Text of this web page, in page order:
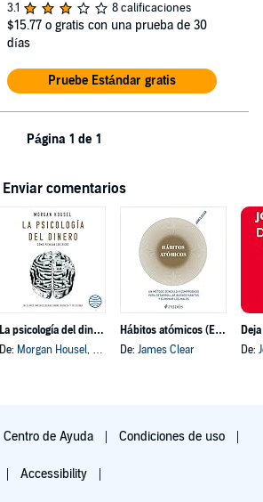
3.1
8 calificaciones
$15.77 o gratis con una prueba de 30
días
Pruebe Estándar gratis
Página 1 de 1
Enviar comentarios
La psicología del dinero
De: Morgan Housel, y otros
Hábitos atómicos (Español neutro)
De: James Clear
De:
Centro de Ayuda Condiciones de uso
Accessibility